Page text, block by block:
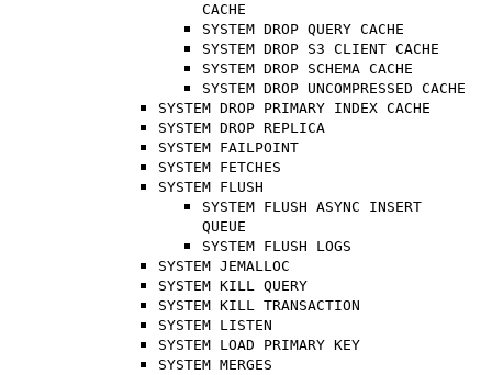
CACHE
SYSTEM DROP QUERY CACHE
SYSTEM DROP S3 CLIENT CACHE
SYSTEM DROP SCHEMA CACHE
SYSTEM DROP UNCOMPRESSED CACHE
SYSTEM DROP PRIMARY INDEX CACHE
SYSTEM DROP REPLICA
SYSTEM FAILPOINT
SYSTEM FETCHES
SYSTEM FLUSH
SYSTEM FLUSH ASYNC INSERT
QUEUE
SYSTEM FLUSH LOGS
SYSTEM JEMALLOC
SYSTEM KILL QUERY
SYSTEM KILL TRANSACTION
SYSTEM LISTEN
SYSTEM LOAD PRIMARY KEY
SYSTEM MERGES